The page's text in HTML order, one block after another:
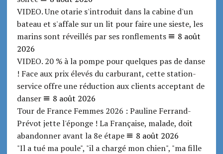
VIDEO. Une otarie s'introduit dans la cabine d'un
bateau et s'affale sur un lit pour faire une sieste, les
marins sont réveillés par ses ronflements
8 août
2026
VIDEO. 20 % à la pompe pour quelques pas de danse
! Face aux prix élevés du carburant, cette station-
service offre une réduction aux clients acceptant de
danser
8 août 2026
Tour de France Femmes 2026 : Pauline Ferrand-
Prévot jette l'éponge ! La Française, malade, doit
abandonner avant la 8e étape
8 août 2026
"Il a tué ma poule", "il a chargé mon chien", "ma fille